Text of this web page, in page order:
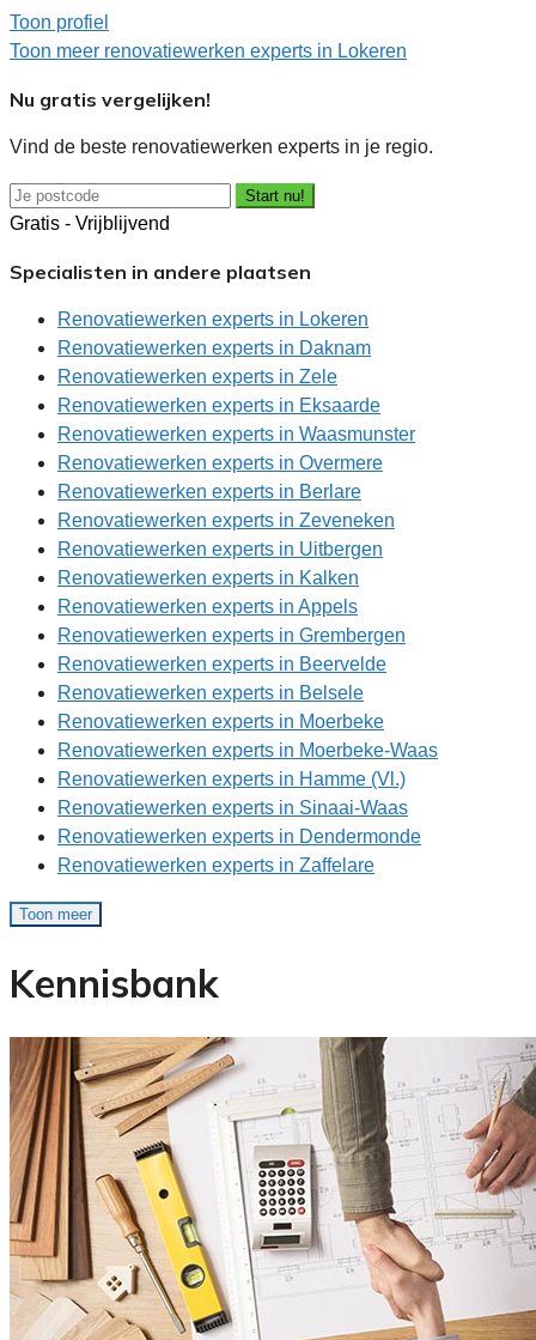
Toon profiel
Toon meer renovatiewerken experts in Lokeren
Nu gratis vergelijken!
Vind de beste renovatiewerken experts in je regio.
Start nu!
Gratis - Vrijblijvend
Specialisten in andere plaatsen
Renovatiewerken experts in Lokeren
Renovatiewerken experts in Daknam
Renovatiewerken experts in Zele
Renovatiewerken experts in Eksaarde
Renovatiewerken experts in Waasmunster
Renovatiewerken experts in Overmere
Renovatiewerken experts in Berlare
Renovatiewerken experts in Zeveneken
Renovatiewerken experts in Uitbergen
Renovatiewerken experts in Kalken
Renovatiewerken experts in Appels
Renovatiewerken experts in Grembergen
Renovatiewerken experts in Beervelde
Renovatiewerken experts in Belsele
Renovatiewerken experts in Moerbeke
Renovatiewerken experts in Moerbeke-Waas
Renovatiewerken experts in Hamme (Vl.)
Renovatiewerken experts in Sinaai-Waas
Renovatiewerken experts in Dendermonde
Renovatiewerken experts in Zaffelare
Toon meer
Kennisbank